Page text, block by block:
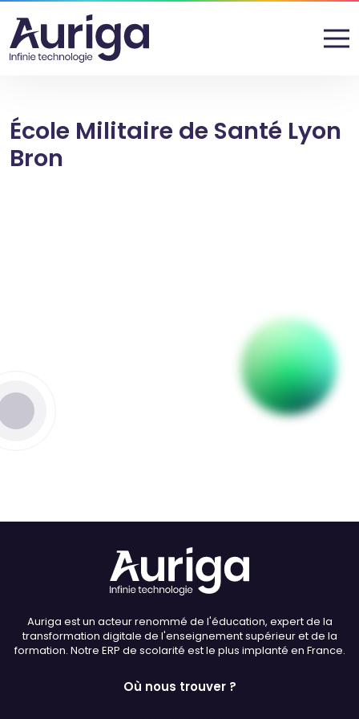
École Militaire de Santé Lyon
Bron
Auriga est un acteur renommé de l'éducation, expert de la
transformation digitale de l'enseignement supérieur et de la
formation. Notre ERP de scolarité est le plus implanté en France.
Où nous trouver ?
Police (dyslexie)
Défaut Adapter
Taille du texte
Défaut Augmenter